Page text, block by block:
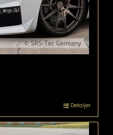
Detaljer